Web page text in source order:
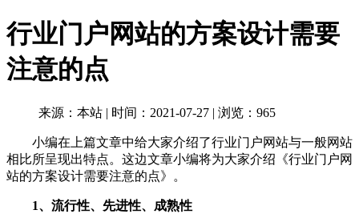
行业门户网站的方案设计需要
注意的点
来源：本站 | 时间：2021-07-27 | 浏览：965
小编在上篇文章中给大家介绍了行业门户网站与一般网站
相比所呈现出特点。这边文章小编将为大家介绍《行业门户网
站的方案设计需要注意的点》。
1、流行性、先进性、成熟性